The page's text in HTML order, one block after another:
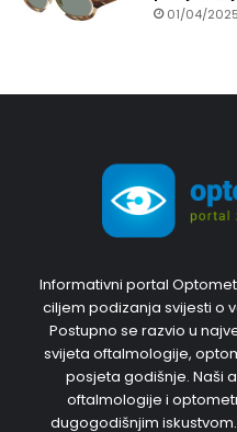
01/04/2025
Informativni portal
ciljem podizanja svijesti o
Postupno se razvio u
svijeta oftalmologije,
posjeta godišnje. Naši
oftalmologije i
dugogodišnjim